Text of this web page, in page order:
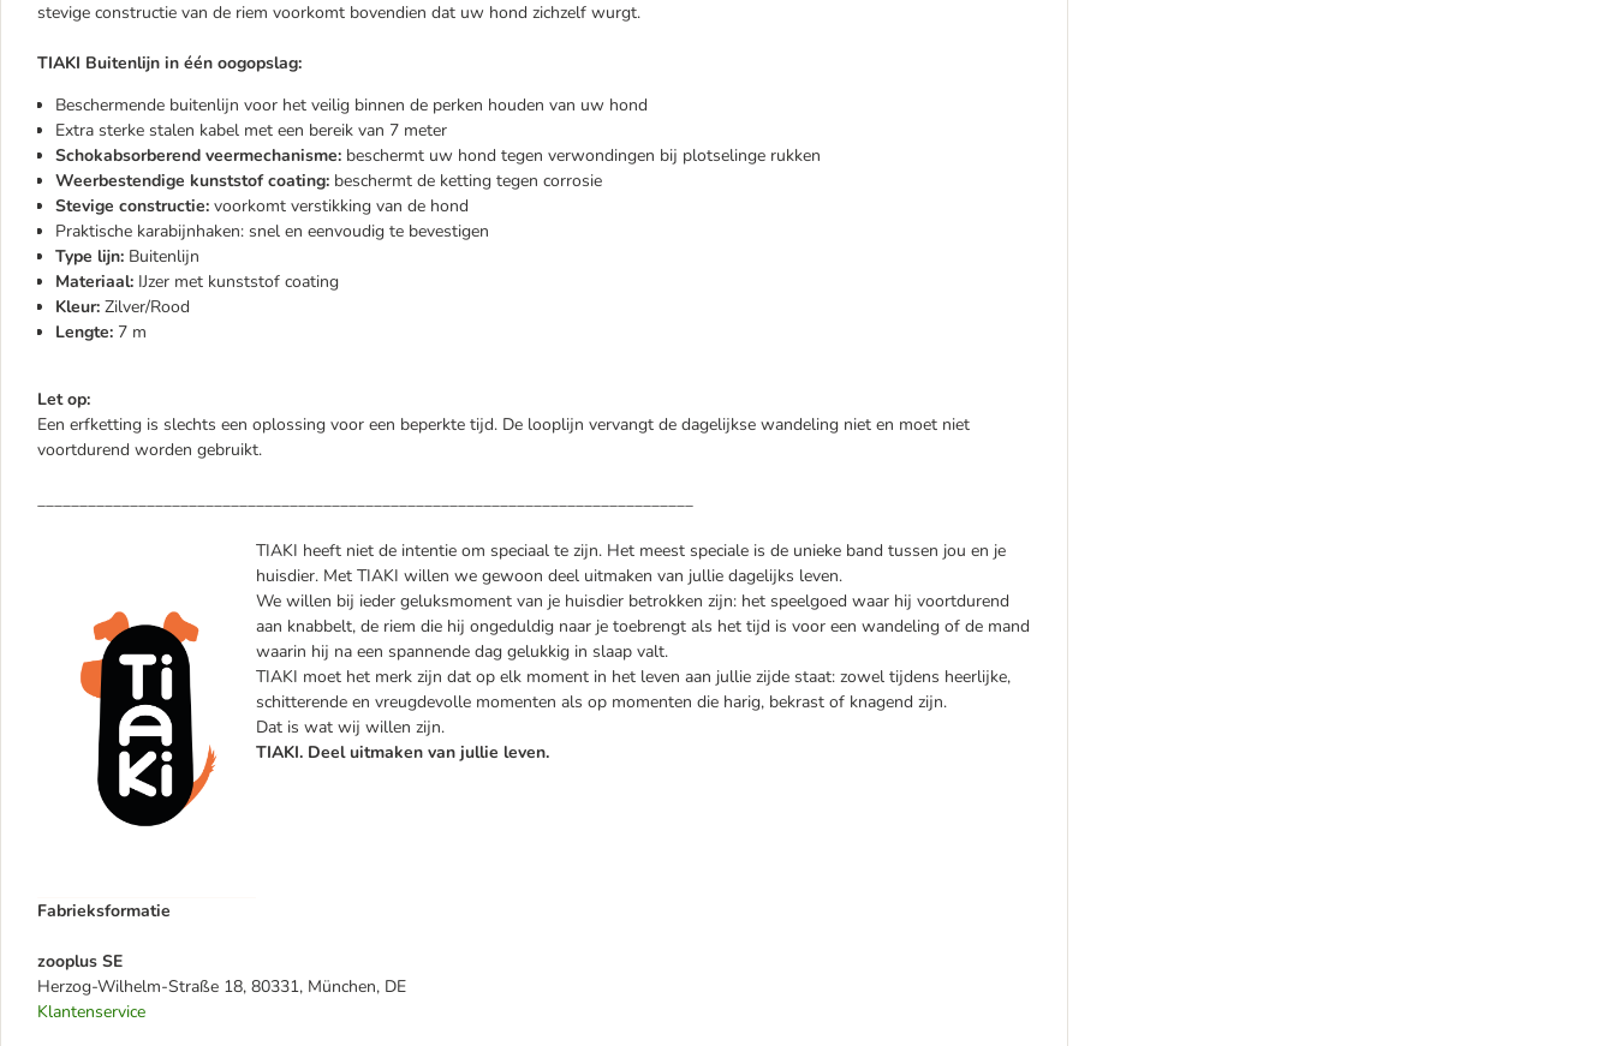
stevige constructie van de riem voorkomt bovendien dat uw hond zichzelf wurgt.
TIAKI Buitenlijn in één oogopslag:
Beschermende buitenlijn voor het veilig binnen de perken houden van uw hond
Extra sterke stalen kabel met een bereik van 7 meter
Schokabsorberend veermechanisme: beschermt uw hond tegen verwondingen bij plotselinge rukken
Weerbestendige kunststof coating: beschermt de ketting tegen corrosie
Stevige constructie: voorkomt verstikking van de hond
Praktische karabijnhaken: snel en eenvoudig te bevestigen
Type lijn: Buitenlijn
Materiaal: IJzer met kunststof coating
Kleur: Zilver/Rood
Lengte: 7 m
Let op:
Een erfketting is slechts een oplossing voor een beperkte tijd. De looplijn vervangt de dagelijkse wandeling niet en moet niet
voortdurend worden gebruikt.
______________________________________________________________________________
TIAKI heeft niet de intentie om speciaal te zijn. Het meest speciale is de unieke band tussen jou en je
huisdier. Met TIAKI willen we gewoon deel uitmaken van jullie dagelijks leven.
We willen bij ieder geluksmoment van je huisdier betrokken zijn: het speelgoed waar hij voortdurend
aan knabbelt, de riem die hij ongeduldig naar je toebrengt als het tijd is voor een wandeling of de mand
waarin hij na een spannende dag gelukkig in slaap valt.
TIAKI moet het merk zijn dat op elk moment in het leven aan jullie zijde staat: zowel tijdens heerlijke,
schitterende en vreugdevolle momenten als op momenten die harig, bekrast of knagend zijn.
Dat is wat wij willen zijn.
TIAKI. Deel uitmaken van jullie leven.
Fabrieksformatie
zooplus SE
Herzog-Wilhelm-Straße 18, 80331, München, DE
Klantenservice